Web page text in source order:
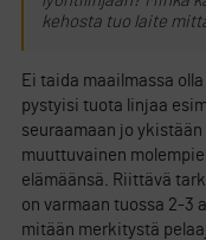
kehosta tuo laite
Ei taida maailmassa
pystyisi tuota linjaa
seuraamaan jo
muuttuvainen
elämäänsä. Riittävä
on varmaan tuossa 2-3
mitään merkitystä